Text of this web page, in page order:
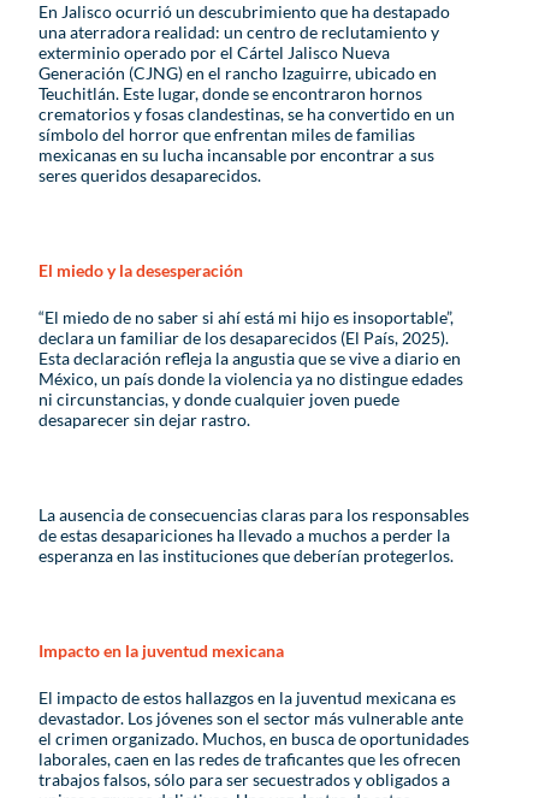
En Jalisco ocurrió un descubrimiento que ha destapado
una aterradora realidad: un centro de reclutamiento y
exterminio operado por el Cártel Jalisco Nueva
Generación (CJNG) en el rancho Izaguirre, ubicado en
Teuchitlán. Este lugar, donde se encontraron hornos
crematorios y fosas clandestinas, se ha convertido en un
símbolo del horror que enfrentan miles de familias
mexicanas en su lucha incansable por encontrar a sus
seres queridos desaparecidos.
El miedo y la desesperación
“El miedo de no saber si ahí está mi hijo es insoportable”,
declara un familiar de los desaparecidos (El País, 2025).
Esta declaración refleja la angustia que se vive a diario en
México, un país donde la violencia ya no distingue edades
ni circunstancias, y donde cualquier joven puede
desaparecer sin dejar rastro.
La ausencia de consecuencias claras para los responsables
de estas desapariciones ha llevado a muchos a perder la
esperanza en las instituciones que deberían protegerlos.
Impacto en la juventud mexicana
El impacto de estos hallazgos en la juventud mexicana es
devastador. Los jóvenes son el sector más vulnerable ante
el crimen organizado. Muchos, en busca de oportunidades
laborales, caen en las redes de traficantes que les ofrecen
trabajos falsos, sólo para ser secuestrados y obligados a